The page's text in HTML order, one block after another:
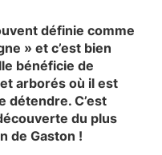
définie comme
» et c’est bien
bénéficie de
arborés où il est
détendre. C’est
du plus
de Gaston !